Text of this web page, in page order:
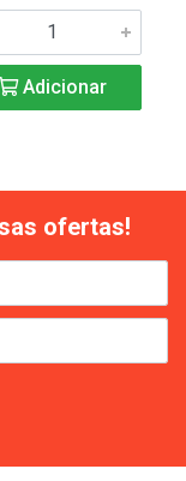
Adicionar
ofertas!